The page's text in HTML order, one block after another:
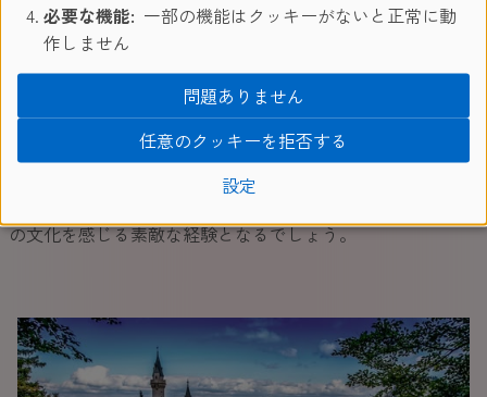
学校校舎のあるフランクフルトとミュンヘンは大きな街の雰
囲気と歴史、素晴らしい建築そして楽しいナイトライフをド
イツ留学中に実現できます。これはまさに楽しい語学留学に
最適な地です!コスモポリタンな地域で自分自身からいろい
ろなことを学ぶことに気がつくでしょう。フランクフルト、
ミュンヘンへの語学留学は周辺地域への小旅行をもしやす
の文化を感じる素敵な経験となるでしょう。
必要な機能: 一部の機能はクッキーがないと正常に動
作しません
設定
任意のクッキーを拒否する
問題ありません